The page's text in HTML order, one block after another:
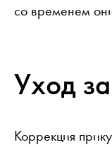
со временем
Уход
Коррекция